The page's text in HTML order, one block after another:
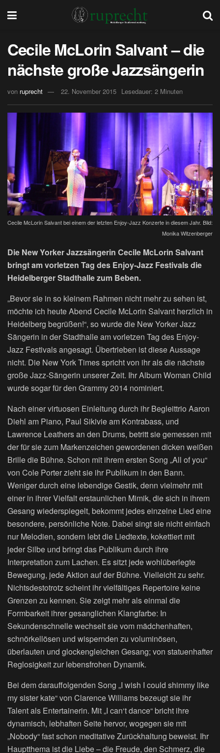
Cecile McLorin Salvant – die
nächste große Jazzsängerin
von ruprecht 22. November 2015 Lesedauer: 2 Minuten
Cecile McLorin Salvant bei einem der letzten Enjoy-Jazz Konzerte in diesem Jahr. Bild:
Monika Witzenberger
Die New Yorker Jazzsängerin Cecile McLorin Salvant
bringt am vorletzen Tag des Enjoy-Jazz Festivals die
Heidelberger Stadthalle zum Beben.
„Bevor sie in so kleinem Rahmen nicht mehr zu sehen ist,
möchte ich heute Abend Cecile McLorin Salvant herzlich in
Heidelberg begrüßen!“, so wurde die New Yorker Jazz
Sängerin in der Stadthalle am vorletzen Tag des Enjoy-
Jazz Festivals angesagt. Übertrieben ist diese Aussage
nicht. Die New York Times spricht von ihr als die nächste
große Jazz-Sängerin unserer Zeit. Ihr Album Woman Child
wurde sogar für den Grammy 2014 nominiert.
Nach einer virtuosen Einleitung durch ihr Begleittrio Aaron
Diehl am Piano, Paul Sikivie am Kontrabass, und
Lawrence Leathers an den Drums, betritt sie gemessen mit
der für sie zum Markenzeichen gewordenen dicken weißen
Brille die Bühne. Schon mit ihrem ersten Song „All of you“
von Cole Porter zieht sie ihr Publikum in den Bann.
Weniger durch eine lebendige Gestik, denn vielmehr mit
einer in ihrer Vielfalt erstaunlichen Mimik, die sich in ihrem
Gesang wiederspiegelt, bekommt jedes einzelne Lied eine
besondere, persönliche Note. Dabei singt sie nicht einfach
nur Melodien, sondern lebt die Liedtexte, kokettiert mit
jeder Silbe und bringt das Publikum durch ihre
Interpretation zum Lachen. Es sitzt jede wohlüberlegte
Bewegung, jede Aktion auf der Bühne. Vielleicht zu sehr.
Nichtsdestotrotz scheint ihr vielfältiges Repertoire keine
Grenzen zu kennen. Sie zeigt mehr als einmal die
Formbarkeit ihrer gesanglichen Klangfarbe: In
Sekundenschnelle wechselt sie vom mädchenhaften,
schnörkellösen und wispernden zu voluminösen,
überlauten und glockengleichen Gesang; von statuenhafter
Reglosigkeit zur lebensfrohen Dynamik.
Bei dem darauffolgenden Song „I wish I could shimmy like
my sister kate“ von Clarence Williams bezeugt sie ihr
Talent als Entertainerin. Mit „I can‘t dance“ bricht ihre
dynamisch, lebhaften Seite hervor, wogegen sie mit
„Nobody“ fast schon meditative Zurückhaltung beweist. Ihr
Hauptthema ist die Liebe – die Freude, den Schmerz, die